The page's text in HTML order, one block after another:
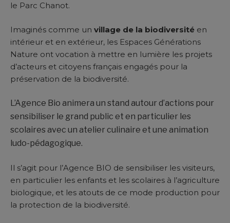
le Parc Chanot.
Imaginés comme un village de la biodiversité en
intérieur et en extérieur, les Espaces Générations
Nature ont vocation à mettre en lumière les projets
d’acteurs et citoyens français engagés pour la
préservation de la biodiversité.
L’Agence Bio animera un stand autour d’actions pour
sensibiliser le grand public et en particulier les
scolaires avec un atelier culinaire et une animation
ludo-pédagogique.
Il s’agit pour l’Agence BIO de sensibiliser les visiteurs,
en particulier les enfants et les scolaires à l’agriculture
biologique, et les atouts de ce mode production pour
la protection de la biodiversité.